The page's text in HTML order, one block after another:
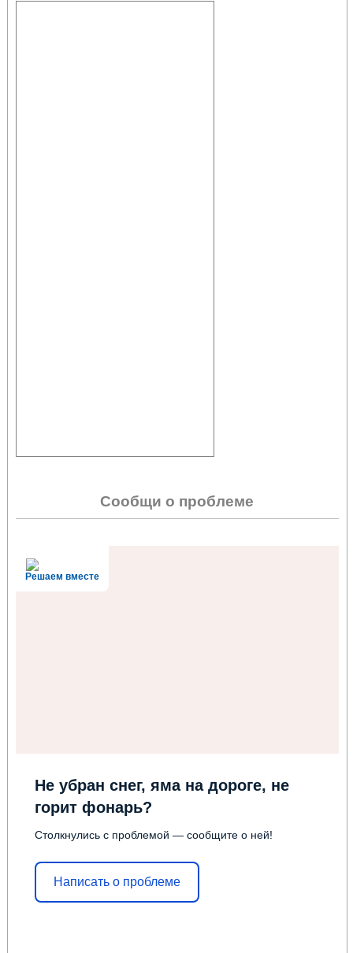
Сообщи о проблеме
Решаем вместе
Не убран снег, яма на дороге, не
горит фонарь?
Столкнулись с проблемой — сообщите о ней!
Написать о проблеме